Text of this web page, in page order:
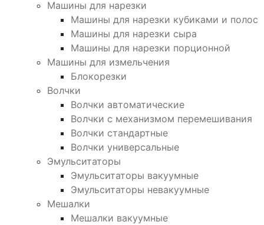
Машины для нарезки
Машины для нарезки кубиками и полос
Машины для нарезки сыра
Машины для нарезки порционной
Машины для измельчения
Блокорезки
Волчки
Волчки автоматические
Волчки с механизмом перемешивания
Волчки стандартные
Волчки универсальные
Эмульситаторы
Эмульситаторы вакуумные
Эмульситаторы невакуумные
Мешалки
Мешалки вакуумные